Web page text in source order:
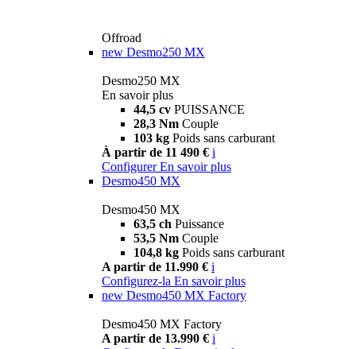
Offroad
new Desmo250 MX
Desmo250 MX
En savoir plus
44,5 cv PUISSANCE
28,3 Nm Couple
103 kg Poids sans carburant
À partir de 11 490 € i
Configurer En savoir plus
Desmo450 MX
Desmo450 MX
63,5 ch Puissance
53,5 Nm Couple
104,8 kg Poids sans carburant
A partir de 11.990 € i
Configurez-la En savoir plus
new Desmo450 MX Factory
Desmo450 MX Factory
A partir de 13.990 € i